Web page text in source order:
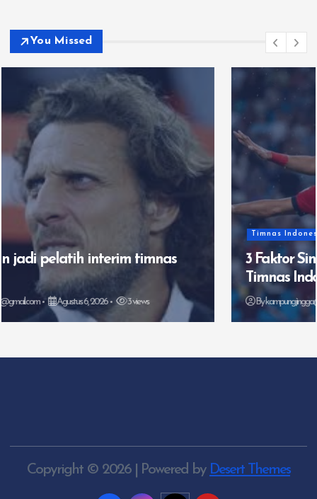
You Missed
3 Faktor Singapura Jadi Ancaman Bagi
Timnas Indonesia
Bykampungjingga@gmail.com Agustus 5, 2026 5 views
Copyright © 2026 | Powered by Desert Themes